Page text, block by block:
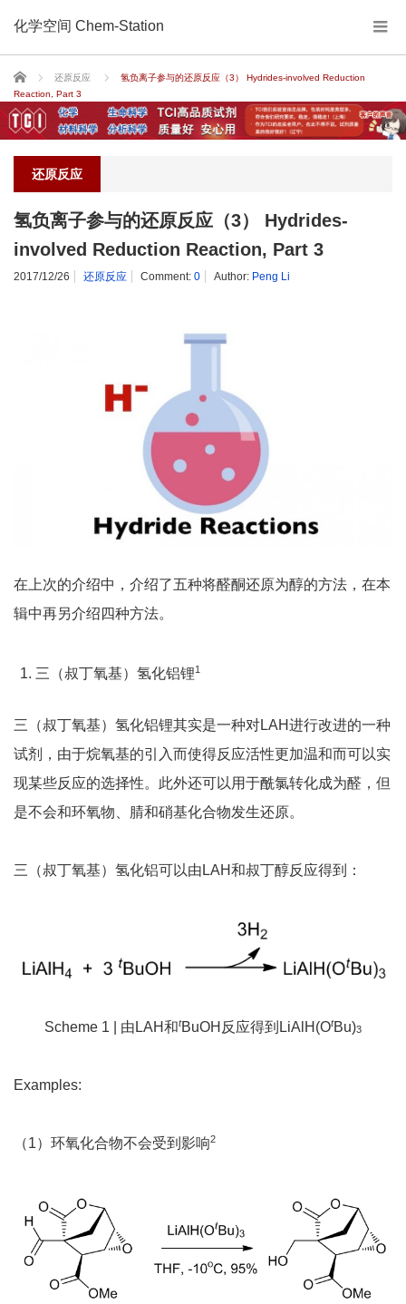
化学空间 Chem-Station
Home 还原反应
氢负离子参与的还原反应（3） Hydrides-involved Reduction
Reaction, Part 3
还原反应
氢负离子参与的还原反应（3） Hydrides-
involved Reduction Reaction, Part 3
2017/12/26 还原反应 Comment: 0 Author: Peng Li
在上次的介绍中，介绍了五种将醛酮还原为醇的方法，在本
辑中再另介绍四种方法。
三（叔丁氧基）氢化铝锂1
三（叔丁氧基）氢化铝锂其实是一种对LAH进行改进的一种
试剂，由于烷氧基的引入而使得反应活性更加温和而可以实
现某些反应的选择性。此外还可以用于酰氯转化成为醛，但
是不会和环氧物、腈和硝基化合物发生还原。
三（叔丁氧基）氢化铝可以由LAH和叔丁醇反应得到：
Scheme 1 | 由LAH和tBuOH反应得到LiAlH(OtBu)3
Examples:
（1）环氧化合物不会受到影响2